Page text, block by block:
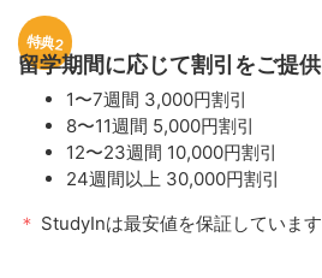
特典2
留学期間に応じて割引をご提供
1〜7週間 3,000円割引
8〜11週間 5,000円割引
12〜23週間 10,000円割引
24週間以上 30,000円割引
＊ StudyInは最安値を保証しています